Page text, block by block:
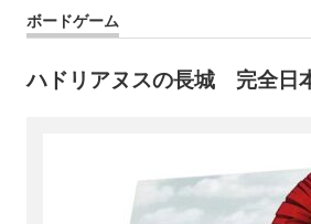
ボードゲーム
ハドリアヌスの長城 完全日